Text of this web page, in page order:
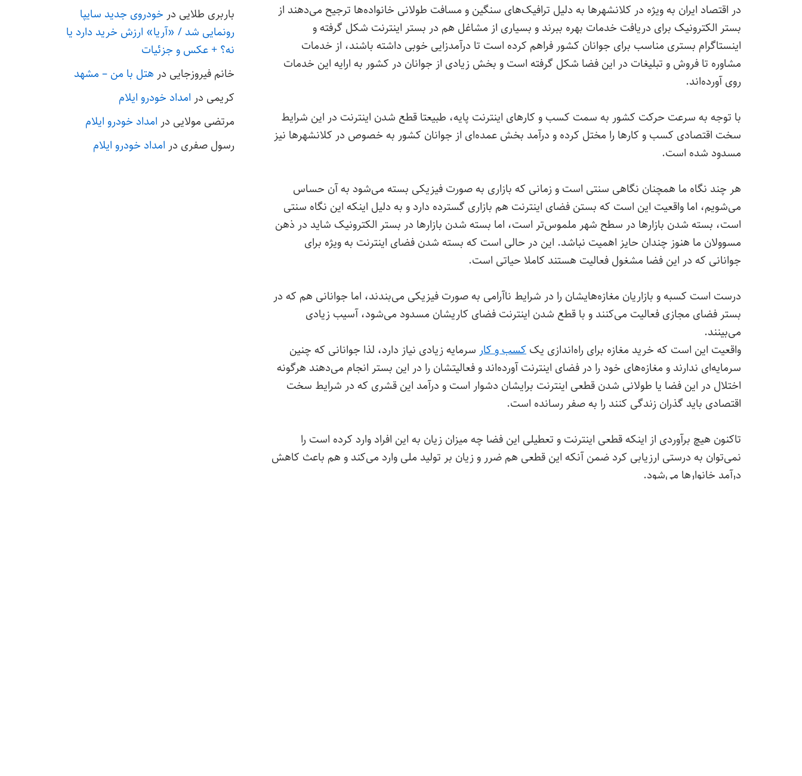
در اقتصاد ایران به ویژه در کلانشهرها به دلیل ترافیک‌های سنگین و مسافت طولانی خانواده‌ها ترجیح می‌دهند از
بستر الکترونیک برای دریافت خدمات بهره ببرند و بسیاری از مشاغل هم در بستر اینترنت شکل گرفته و
اینستاگرام بستری مناسب برای جوانان کشور فراهم کرده است تا درآمدزایی خوبی داشته باشند، از خدمات
مشاوره تا فروش و تبلیغات در این فضا شکل گرفته است و بخش زیادی از جوانان در کشور به ارایه این خدمات
روی آورده‌اند.
با توجه به سرعت حرکت کشور به سمت کسب و کارهای اینترنت پایه، طبیعتا قطع شدن اینترنت در این شرایط
سخت اقتصادی کسب و کارها را مختل کرده و درآمد بخش عمده‌ای از جوانان کشور به خصوص در کلانشهرها نیز
مسدود شده است.
هر چند نگاه ما همچنان نگاهی سنتی است و زمانی که بازاری به صورت فیزیکی بسته می‌شود به آن حساس
می‌شویم، اما واقعیت این است که بستن فضای اینترنت هم بازاری گسترده دارد و به دلیل اینکه این نگاه سنتی
است، بسته شدن بازارها در سطح شهر ملموس‌تر است، اما بسته شدن بازارها در بستر الکترونیک شاید در ذهن
مسوولان ما هنوز چندان حایز اهمیت نباشد. این در حالی است که بسته شدن فضای اینترنت به ویژه برای
جوانانی که در این فضا مشغول فعالیت هستند کاملا حیاتی است.
درست است کسبه و بازاریان مغازه‌هایشان را در شرایط ناآرامی به صورت فیزیکی می‌بندند، اما جوانانی هم که در
بستر فضای مجازی فعالیت می‌کنند و با قطع شدن اینترنت فضای کاریشان مسدود می‌شود، آسیب زیادی
می‌بینند.
واقعیت این است که خرید مغازه برای راه‌اندازی یک کسب و کار سرمایه زیادی نیاز دارد، لذا جوانانی که چنین
سرمایه‌ای ندارند و مغازه‌های خود را در فضای اینترنت آورده‌اند و فعالیتشان را در این بستر انجام می‌دهند هرگونه
اختلال در این فضا یا طولانی شدن قطعی اینترنت برایشان دشوار است و درآمد این قشری که در شرایط سخت
اقتصادی باید گذران زندگی کنند را به صفر رسانده است.
تاکنون هیچ برآوردی از اینکه قطعی اینترنت و تعطیلی این فضا چه میزان زیان به این افراد وارد کرده است را
نمی‌توان به درستی ارزیابی کرد ضمن آنکه این قطعی هم ضرر و زیان بر تولید ملی وارد می‌کند و هم باعث کاهش
درآمد خانوارها می‌شود.
باربری طلایی در خودروی جدید سایپا
رونمایی شد / «آریا» ارزش خرید دارد یا
نه؟ + عکس و جزئیات
خانم فیروزجایی در هتل با من – مشهد
کریمی در امداد خودرو ایلام
مرتضی مولایی در امداد خودرو ایلام
رسول صفری در امداد خودرو ایلام